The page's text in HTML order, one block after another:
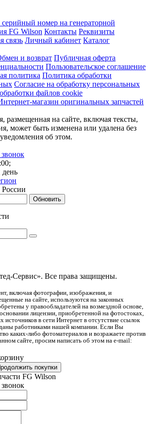
номер на генераторной
FG Wilson Контакты Реквизиты
связь Личный кабинет Каталог
и возврат Публичная оферта
Пользовательское соглашение
политика Политика обработки
Согласие на обработку персональных
файлов cookie
на сайте, включая тексты,
может быть изменена или удалена без
об этом.
Обновить
Сервис». Все права защищены.
включая фотографии, изображения, и
на сайте, используются на законных
у правообладателей на возмездной основе,
лицензии, приобретенной на фотостоках,
источников в сети Интернет в отсутствие ссылок
работниками нашей компании. Если Вы
каких-либо фотоматериалов и возражаете против
сайте, просим написать об этом на e-mail:
покупки
FG Wilson